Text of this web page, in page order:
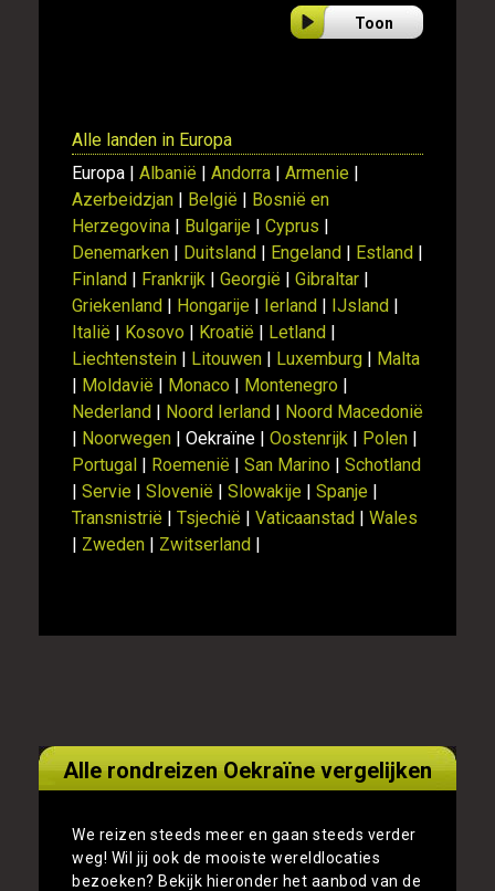
Toon
Alle landen in Europa
Europa | Albanië | Andorra | Armenie |
Azerbeidzjan | België | Bosnië en
Herzegovina | Bulgarije | Cyprus |
Denemarken | Duitsland | Engeland | Estland |
Finland | Frankrijk | Georgië | Gibraltar |
Griekenland | Hongarije | Ierland | IJsland |
Italië | Kosovo | Kroatië | Letland |
Liechtenstein | Litouwen | Luxemburg | Malta
| Moldavië | Monaco | Montenegro |
Nederland | Noord Ierland | Noord Macedonië
| Noorwegen | Oekraïne | Oostenrijk | Polen |
Portugal | Roemenië | San Marino | Schotland
| Servie | Slovenië | Slowakije | Spanje |
Transnistrië | Tsjechië | Vaticaanstad | Wales
| Zweden | Zwitserland |
Alle rondreizen Oekraïne vergelijken
We reizen steeds meer en gaan steeds verder
weg! Wil jij ook de mooiste wereldlocaties
bezoeken? Bekijk hieronder het aanbod van de